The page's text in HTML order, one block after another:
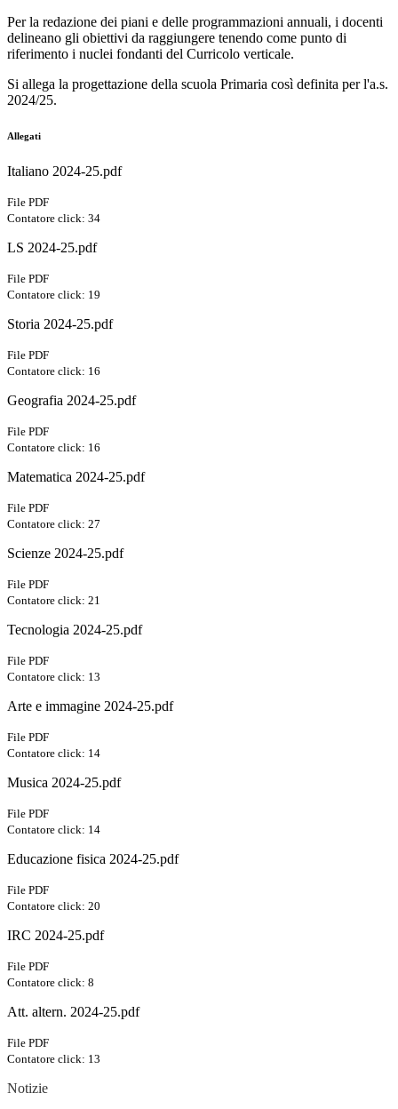
Per la redazione dei piani e delle programmazioni annuali, i docenti
delineano gli obiettivi da raggiungere tenendo come punto di
riferimento i nuclei fondanti del Curricolo verticale.
Si allega la progettazione della scuola Primaria così definita per l'a.s.
2024/25.
Allegati
Italiano 2024-25.pdf
File PDF
Contatore click: 34
LS 2024-25.pdf
File PDF
Contatore click: 19
Storia 2024-25.pdf
File PDF
Contatore click: 16
Geografia 2024-25.pdf
File PDF
Contatore click: 16
Matematica 2024-25.pdf
File PDF
Contatore click: 27
Scienze 2024-25.pdf
File PDF
Contatore click: 21
Tecnologia 2024-25.pdf
File PDF
Contatore click: 13
Arte e immagine 2024-25.pdf
File PDF
Contatore click: 14
Musica 2024-25.pdf
File PDF
Contatore click: 14
Educazione fisica 2024-25.pdf
File PDF
Contatore click: 20
IRC 2024-25.pdf
File PDF
Contatore click: 8
Att. altern. 2024-25.pdf
File PDF
Contatore click: 13
Notizie